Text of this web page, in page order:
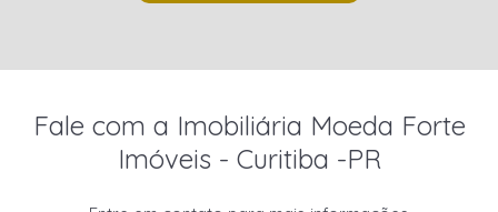
Fale com a Imobiliária Moeda Forte
Imóveis - Curitiba -PR